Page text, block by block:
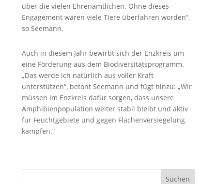
über die vielen Ehrenamtlichen. Ohne dieses
Engagement wären viele Tiere überfahren worden“,
so Seemann.
Auch in diesem Jahr bewirbt sich der Enzkreis um
eine Förderung aus dem Biodiversitätsprogramm.
„Das werde ich natürlich aus voller Kraft
unterstützen“, betont Seemann und fügt hinzu: „Wir
müssen im Enzkreis dafür sorgen, dass unsere
Amphibienpopulation weiter stabil bleibt und aktiv
für Feuchtgebiete und gegen Flächenversiegelung
kämpfen.“